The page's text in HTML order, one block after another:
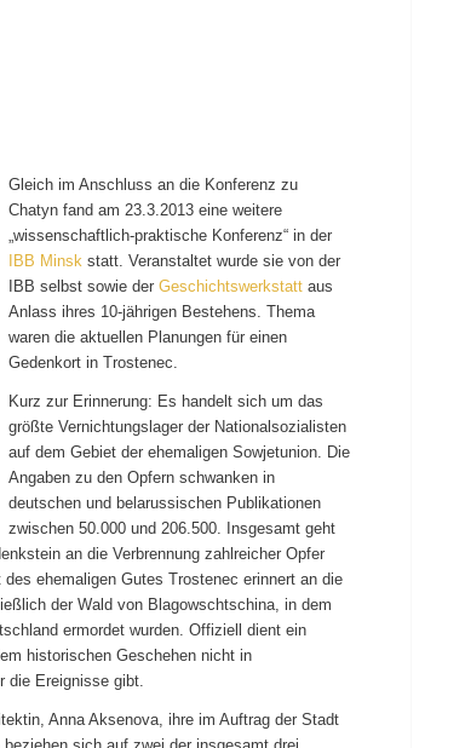
Gleich im Anschluss an die Konferenz zu
Chatyn fand am 23.3.2013 eine weitere
„wissenschaftlich-praktische Konferenz“ in der
IBB Minsk statt. Veranstaltet wurde sie von der
IBB selbst sowie der Geschichtswerkstatt aus
Anlass ihres 10-jährigen Bestehens. Thema
waren die aktuellen Planungen für einen
Gedenkort in Trostenec.
Kurz zur Erinnerung: Es handelt sich um das
größte Vernichtungslager der Nationalsozialisten
auf dem Gebiet der ehemaligen Sowjetunion. Die
Angaben zu den Opfern schwanken in
deutschen und belarussischen Publikationen
zwischen 50.000 und 206.500. Insgesamt geht
an die Verbrennung zahlreicher Opfer
ehemaligen Gutes Trostenec erinnert an die
der Wald von Blagowschtschina, in dem
ermordet wurden. Offiziell dient ein
historischen Geschehen nicht in
die Ereignisse gibt.
Anna Aksenova, ihre im Auftrag der Stadt